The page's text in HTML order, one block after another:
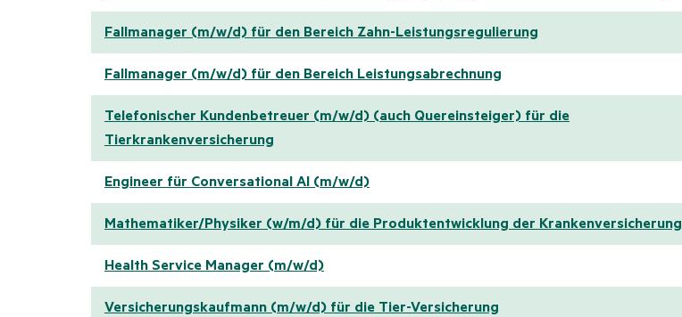
Fallmanager (m/w/d) für den Bereich Zahn-Leistungsregulierung
Fallmanager (m/w/d) für den Bereich Leistungsabrechnung
Telefonischer Kundenbetreuer (m/w/d) (auch Quereinsteiger) für die
Tierkrankenversicherung
Engineer für Conversational AI (m/w/d)
Mathematiker/Physiker (w/m/d) für die Produktentwicklung der Krankenversicherung
Health Service Manager (m/w/d)
Versicherungskaufmann (m/w/d) für die Tier-Versicherung